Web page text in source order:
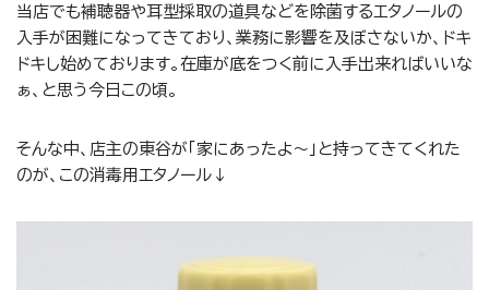
当店でも補聴器や耳型採取の道具などを除菌するエタノールの
入手が困難になってきており、業務に影響を及ぼさないか、ドキ
ドキし始めております。在庫が底をつく前に入手出来ればいいな
ぁ、と思う今日この頃。
そんな中、店主の東谷が「家にあったよ〜」と持ってきてくれた
のが、この消毒用エタノール↓